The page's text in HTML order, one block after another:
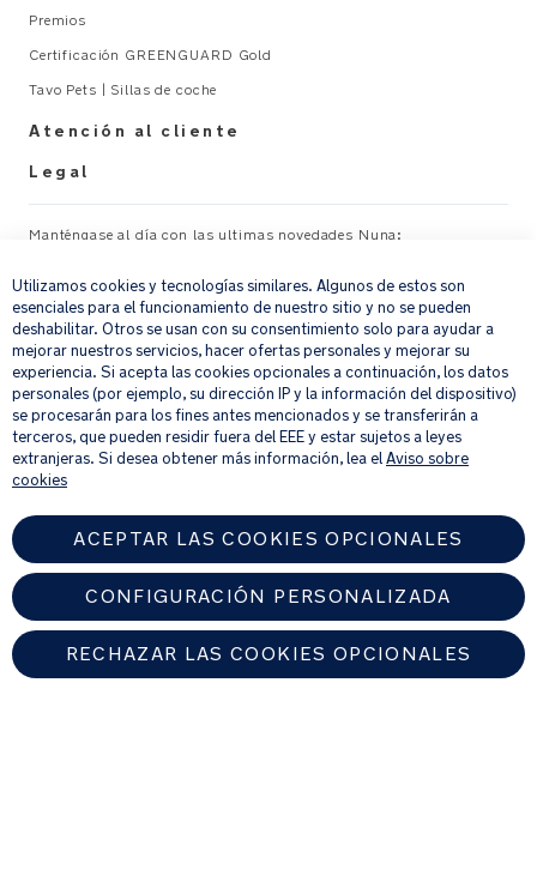
Premios
Certificación GREENGUARD Gold
Tavo Pets | Sillas de coche
Atención al cliente
Legal
Manténgase al día con las ultimas novedades Nuna:
Su correo electrónico REGISTRAR
Al proporcionar tu dirección de correo electrónico, aceptas recibir por
correo electrónico nuestro boletín de noticias e información sobre
productos y ofertas que creamos que puedan ser de tu interés.
Si quieres más información sobre cómo procesamos tus datos personales,
consulta nuestro
aviso de privacidad
Utilizamos cookies y tecnologías similares. Algunos de estos son
esenciales para el funcionamiento de nuestro sitio y no se pueden
deshabilitar. Otros se usan con su consentimiento solo para ayudar a
mejorar nuestros servicios, hacer ofertas personales y mejorar su
experiencia. Si acepta las cookies opcionales a continuación, los datos
personales (por ejemplo, su dirección IP y la información del dispositivo)
se procesarán para los fines antes mencionados y se transferirán a
terceros, que pueden residir fuera del EEE y estar sujetos a leyes
extranjeras. Si desea obtener más información, lea elAviso sobre
cookies
ACEPTAR LAS COOKIES OPCIONALES
CONFIGURACIÓN PERSONALIZADA
RECHAZAR LAS COOKIES OPCIONALES